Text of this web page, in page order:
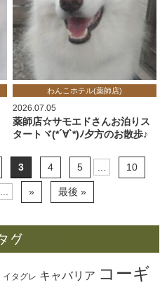
わんこホテル(薬師店)
2026.07.05
薬師店☆サモエドさんお泊りス
タートヾ(*´∀`*)ﾉ夕方のお散歩♪
3 4 5 ... 10
... » 最後 »
イタグレ キャバリア コーギ